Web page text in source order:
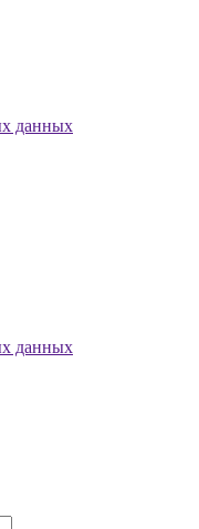
данных
данных